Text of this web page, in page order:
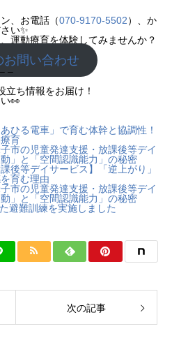
、お電話（070-9170-5502）、か
い✨
運動療育を体験してみませんか？
す😊
問い合わせ
–
ち情報をお届け！
👀
ひる電車」で育む体幹と協調性！
育
市の児童発達支援・放課後等デイ
」と「空間認識能力」の秘密
後等デイサービス】「逆上がり」
育む理由
市の児童発達支援・放課後等デイ
」と「空間認識能力」の秘密
避難訓練を実施しました
次の記事